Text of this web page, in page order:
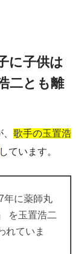
に子供は
二とも離
歌手の玉置浩
しています。
年に薬師丸
を玉置浩二
れていま